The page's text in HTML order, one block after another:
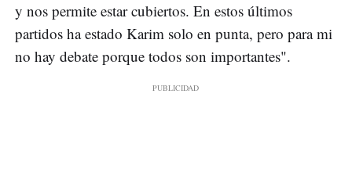
y nos permite estar cubiertos. En estos últimos
partidos ha estado Karim solo en punta, pero para mi
no hay debate porque todos son importantes".